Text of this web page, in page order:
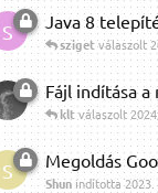
S Java 8
szigetválaszolt
Fájl indítása
kltválaszolt
S Megoldás
Shun indította